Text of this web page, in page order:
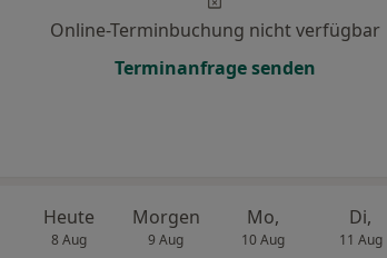
Online-Terminbuchung nicht verfügbar
Terminanfrage senden
Heute
8 Aug
Morgen
9 Aug
Mo,
10 Aug
Di,
11 Aug